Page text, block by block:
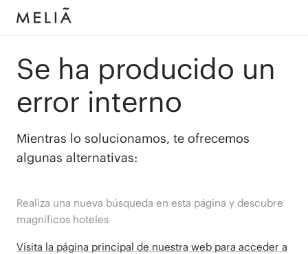
Se ha producido un
error interno
Mientras lo solucionamos, te ofrecemos
algunas alternativas:
Realiza una nueva búsqueda en esta página y descubre
magníficos hoteles
Visita la página principal de nuestra web para acceder a